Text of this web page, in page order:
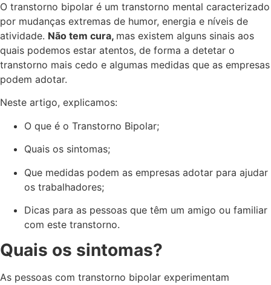
O transtorno bipolar é um transtorno mental caracterizado
por mudanças extremas de humor, energia e níveis de
atividade. Não tem cura, mas existem alguns sinais aos
quais podemos estar atentos, de forma a detetar o
transtorno mais cedo e algumas medidas que as empresas
podem adotar.
Neste artigo, explicamos:
O que é o Transtorno Bipolar;
Quais os sintomas;
Que medidas podem as empresas adotar para ajudar
os trabalhadores;
Dicas para as pessoas que têm um amigo ou familiar
com este transtorno.
Quais os sintomas?
As pessoas com transtorno bipolar experimentam